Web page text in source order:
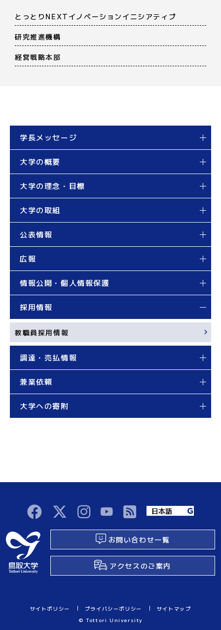
学長メッセージ
大学の概要
大学の理念・目標
大学の取組
公表情報
広報
情報公開・個人情報保護
採用情報
教職員採用情報
調達・売払情報
兼業依頼
大学への寄附
とっとりNEXTイノベーションイニシアティブ
研究推進機構
経営戦略本部
お問い合わせ一覧
アクセスのご案内
サイトポリシー プライバシーポリシー
サイトマップ
© Tottori University